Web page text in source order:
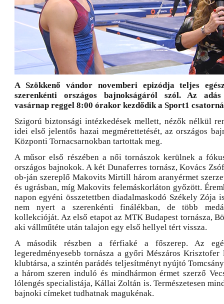
A Szökkenő vándor novemberi epizódja teljes
szerenkénti országos bajnokságáról szól. Az
vasárnap reggel 8:00 órakor kezdődik a Sport1
Szigorú biztonsági intézkedések mellett, nézők nélkül
idei első jelentős hazai megmérettetését, az országos
Központi Tornacsarnokban tartottak meg.
A műsor első részében a női tornászok kerülnek a
országos bajnokok. A két Dunaferres tornász, Kovács
ob-ján szereplő Makovits Mirtill három aranyérmet
és ugrásban, míg Makovits felemáskorláton győzött.
napon egyéni összetettben diadalmaskodó Székely Zója
nem nyert a szerenkénti finálékban, de több
kollekcióját. Az első etapot az MTK Budapest tornásza,
aki vállműtéte után talajon egy első hellyel tért vissza.
A második részben a férfiaké a főszerep. Az
legeredményesebb tornásza a győri Mészáros
klubtársa, a szintén parádés teljesítményt nyújtó
a három szeren induló és mindhármon érmet szerző
lólengés specialistája, Kállai Zoltán is. Természetesen
bajnoki címeket tudhatnak magukénak.